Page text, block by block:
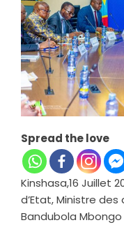
Spread the love
Kinshasa,16 Juillet
d’Etat, Ministre
Bandubola